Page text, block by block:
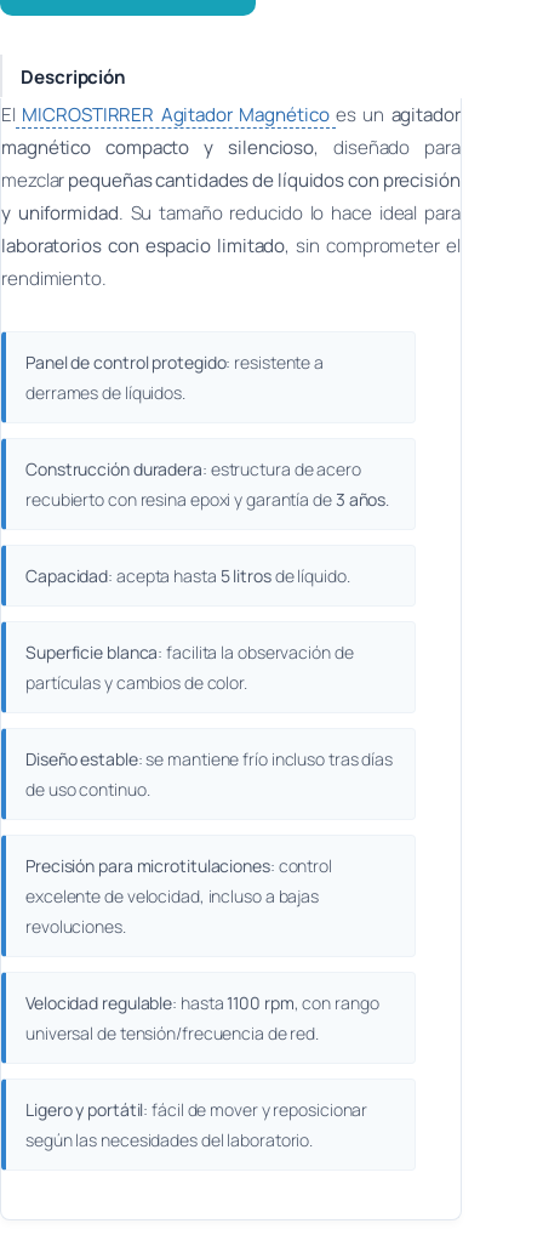
Descripción
El MICROSTIRRER Agitador Magnético es un agitador
magnético compacto y silencioso, diseñado para
mezclarpequeñas cantidades de líquidos con precisión
y uniformidad. Su tamaño reducido lo hace ideal para
laboratorios con espacio limitado, sin comprometer el
rendimiento.
Panel de control protegido: resistente a
derrames de líquidos.
Construcción duradera: estructura de acero
recubierto con resina epoxi y garantía de3 años
Capacidad: acepta hasta 5 litrosde líquido.
Superficie blanca: facilita la observación de
partículas y cambios de color.
Diseño estable: se mantiene frío incluso tras días
de uso continuo.
Precisión para microtitulaciones: control
excelente de velocidad, incluso a bajas
revoluciones.
Velocidad regulable: hasta1100 rpm, con rango
universal de tensión/frecuencia de red.
Ligero y portátil: fácil de mover y reposicionar
según las necesidades del laboratorio.